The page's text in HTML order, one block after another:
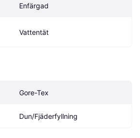
Enfärgad
Vattentät
Gore-Tex
Dun/Fjäderfyllning